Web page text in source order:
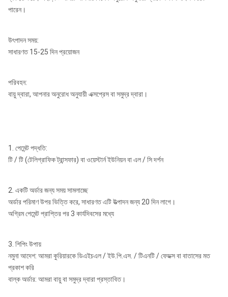
পারেন।
উৎপাদন সময়:
সাধারণত 15-25 দিন প্রয়োজন
পরিবহন:
বায়ু দ্বারা, আপনার অনুরোধ অনুযায়ী এক্সপ্রেস বা সমুদ্র দ্বারা।
1. পেমেন্ট পদ্ধতি:
টি / টি (টেলিগ্রাফিক ট্রান্সফার) বা ওয়েস্টার্ন ইউনিয়ন বা এল / সি দর্শন
2. একটি অর্ডার জন্য সময় সামলাচ্ছে
অর্ডার পরিমাণ উপর ভিত্তি করে, সাধারণত এটি উত্পাদন জন্য 20 দিন লাগে।
অগ্রিম পেমেন্ট প্রাপ্তির পর 3 কার্যদিবসের মধ্যে
3. শিপিং উপায়
নমুনা আদেশ: আমরা কুরিয়ারকে ডিএইচএল / ইউ.পি.এস. / টিএনটি / ফেডক্স বা বাতাসের মত
প্রকাশ করি
বাল্ক অর্ডার: আমরা বায়ু বা সমুদ্র দ্বারা প্রস্তাবিত।